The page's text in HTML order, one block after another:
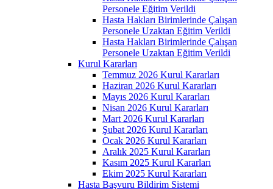
Personele Eğitim Verildi
Hasta Hakları Birimlerinde Çalışan
Personele Uzaktan Eğitim Verildi
Hasta Hakları Birimlerinde Çalışan
Personele Uzaktan Eğitim Verildi
Kurul Kararları
Temmuz 2026 Kurul Kararları
Haziran 2026 Kurul Kararları
Mayıs 2026 Kurul Kararları
Nisan 2026 Kurul Kararları
Mart 2026 Kurul Kararları
Şubat 2026 Kurul Kararları
Ocak 2026 Kurul Kararları
Aralık 2025 Kurul Kararları
Kasım 2025 Kurul Kararları
Ekim 2025 Kurul Kararları
Hasta Başvuru Bildirim Sistemi